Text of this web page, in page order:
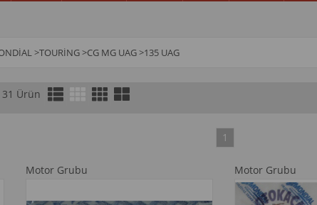
>TOURİNG>CG MG UAG>135 UAG
31 Ürün
1
Motor Grubu Motor Grubu